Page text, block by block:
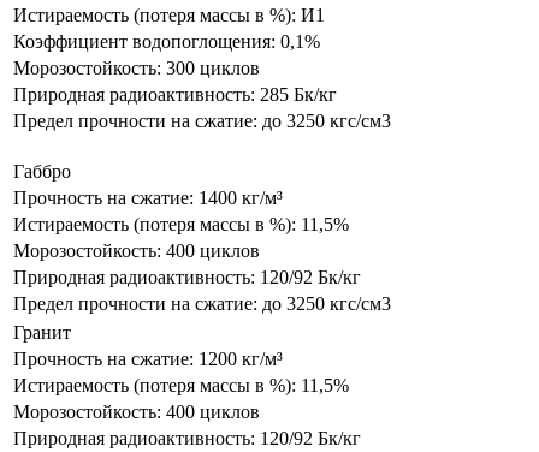
Истираемость (потеря массы в %): И1
Коэффициент водопоглощения: 0,1%
Морозостойкость: 300 циклов
Природная радиоактивность: 285 Бк/кг
Предел прочности на сжатие: до 3250 кгс/см3
Габбро
Прочность на сжатие: 1400 кг/м³
Истираемость (потеря массы в %): 11,5%
Морозостойкость: 400 циклов
Природная радиоактивность: 120/92 Бк/кг
Предел прочности на сжатие: до 3250 кгс/см3
Гранит
Прочность на сжатие: 1200 кг/м³
Истираемость (потеря массы в %): 11,5%
Морозостойкость: 400 циклов
Природная радиоактивность: 120/92 Бк/кг